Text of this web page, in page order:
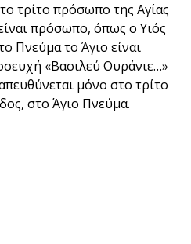
τρίτο πρόσωπο της Αγίας
πρόσωπο, όπως ο Υιός
Πνεύμα το Άγιο είναι
«Βασιλεύ Ουράνιε…»
μόνο στο τρίτο
στο Άγιο Πνεύμα.